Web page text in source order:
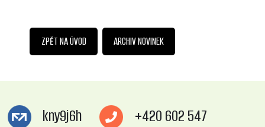
ZPĚT NA ÚVOD ARCHIV NOVINEK
kny9j6h
+420 602 547